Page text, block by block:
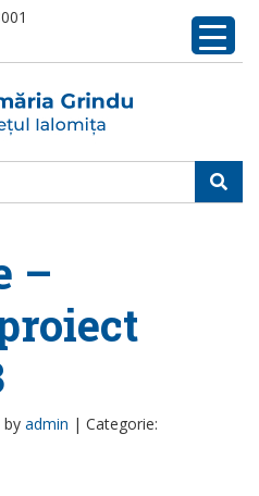
–
by admin | Categorie: